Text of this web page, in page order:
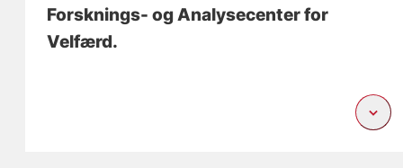
Forsknings- og Analysecenter for
Velfærd.